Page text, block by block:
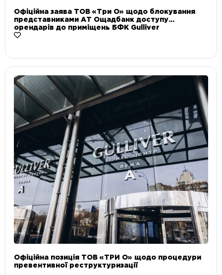
Офіційна заява ТОВ «Три О» щодо блокування
представниками АТ Ощадбанк доступу
орендарів до приміщень БФК Gulliver
Офіційна позиція ТОВ «ТРИ О» щодо процедури
превентивної реструктуризації